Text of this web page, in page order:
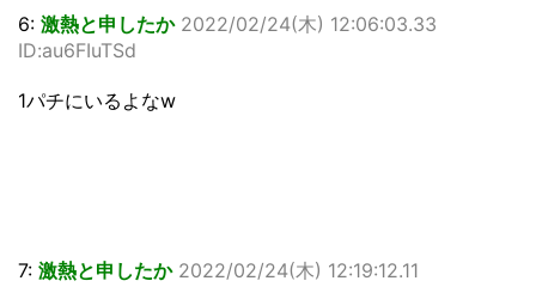
6: 激熱と申したか 2022/02/24(木) 12:06:03.33
ID:au6FIuTSd
1パチにいるよなw
7: 激熱と申したか 2022/02/24(木) 12:19:12.11